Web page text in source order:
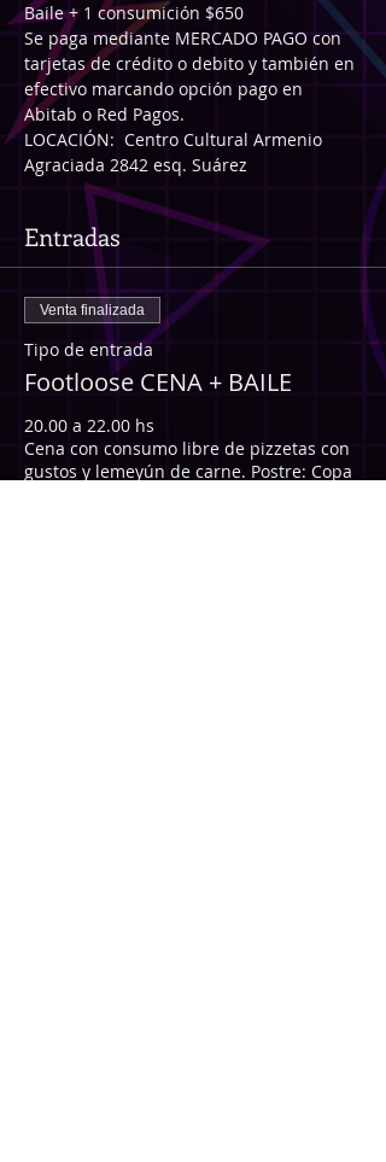
Baile + 1 consumición $650
Se paga mediante MERCADO PAGO con
tarjetas de crédito o debito y también en
efectivo marcando opción pago en
Abitab o Red Pagos.
LOCACIÓN:  Centro Cultural Armenio
Agraciada 2842 esq. Suárez
Entradas
Venta finalizada
Tipo de entrada
Footloose CENA + BAILE
20.00 a 22.00 hs
Cena con consumo libre de pizzetas con
gustos y lemeyún de carne. Postre: Copa